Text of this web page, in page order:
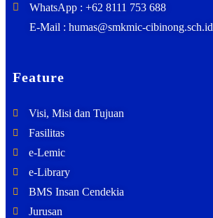
WhatsApp : +62 8111 753 688
E-Mail : humas@smkmic-cibinong.sch.id
Feature
Visi, Misi dan Tujuan
Fasilitas
e-Lemic
e-Library
BMS Insan Cendekia
Jurusan